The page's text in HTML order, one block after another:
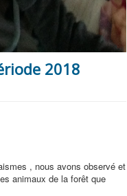
2018
, nous avons observé et
animaux de la forêt que